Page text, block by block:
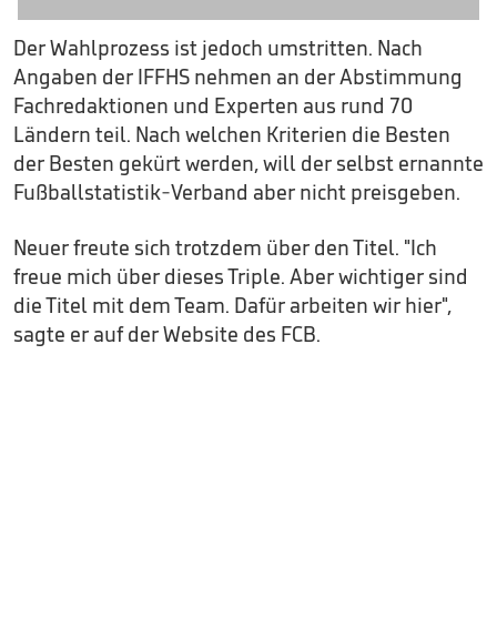
Der Wahlprozess ist jedoch umstritten. Nach
Angaben der IFFHS nehmen an der Abstimmung
Fachredaktionen und Experten aus rund 70
Ländern teil. Nach welchen Kriterien die Besten
der Besten gekürt werden, will der selbst ernannte
Fußballstatistik-Verband aber nicht preisgeben.
Neuer freute sich trotzdem über den Titel. "Ich
freue mich über dieses Triple. Aber wichtiger sind
die Titel mit dem Team. Dafür arbeiten wir hier",
sagte er auf der Website des FCB.